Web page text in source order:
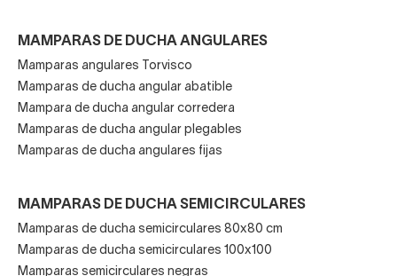
MAMPARAS DE DUCHA ANGULARES
Mamparas angulares Torvisco
Mamparas de ducha angular abatible
Mampara de ducha angular corredera
Mamparas de ducha angular plegables
Mamparas de ducha angulares fijas
MAMPARAS DE DUCHA SEMICIRCULARES
Mamparas de ducha semicirculares 80x80 cm
Mamparas de ducha semicirculares 100x100
Mamparas semicirculares negras